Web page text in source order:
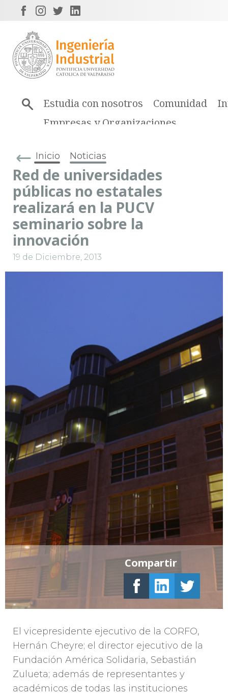
Estudia con nosotros Comunidad
Empresas y Organizaciones
Inicio Noticias
Red de universidades
públicas no estatales
realizará en la PUCV
seminario sobre la
innovación
19 de Diciembre, 2013
El vicepresidente ejecutivo de la CORFO,
Hernán Cheyre; el director ejecutivo de la
Fundación América Solidaria, Sebastián
Zulueta; además de representantes y
académicos de todas las instituciones
Compartir